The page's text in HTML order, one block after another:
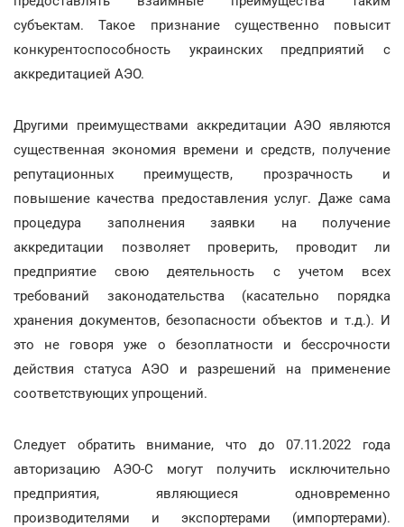
субъектам. Такое признание существенно повысит
конкурентоспособность украинских предприятий с
аккредитацией АЭО.
Другими преимуществами аккредитации АЭО являются
существенная экономия времени и средств, получение
репутационных преимуществ, прозрачность и
повышение качества предоставления услуг. Даже сама
процедура заполнения заявки на получение
аккредитации позволяет проверить, проводит ли
предприятие свою деятельность с учетом всех
требований законодательства (касательно порядка
хранения документов, безопасности объектов и т.д.). И
это не говоря уже о безоплатности и бессрочности
действия статуса АЭО и разрешений на применение
соответствующих упрощений.
Следует обратить внимание, что до 07.11.2022 года
авторизацию АЭО-С могут получить исключительно
предприятия, являющиеся одновременно
производителями и экспортерами (импортерами).